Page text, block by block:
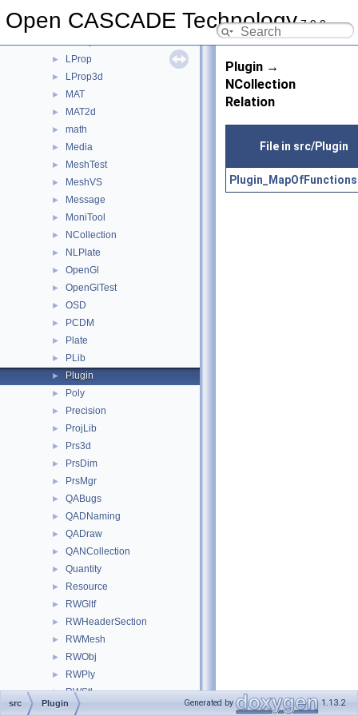
Open CASCADE Technology7.9.0
LocalAnalysis
► LProp
► LProp3d
► MAT
► MAT2d
► math
► Media
► MeshTest
► MeshVS
► Message
► MoniTool
► NCollection
► NLPlate
► OpenGl
► OpenGlTest
► OSD
► PCDM
► Plate
► PLib
► Plugin
► Poly
► Precision
► ProjLib
► Prs3d
► PrsDim
► PrsMgr
► QABugs
► QADNaming
► QADraw
► QANCollection
► Quantity
► Resource
► RWGltf
► RWHeaderSection
► RWMesh
► RWObj
► RWPly
► RWStl
► Select3D
Plugin →
NCollection
Relation
File in src/Plugin
src Plugin Generated by 1.13.2